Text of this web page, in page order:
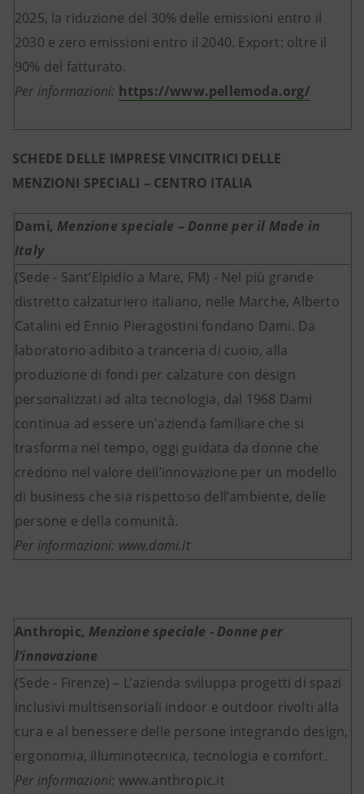
2025, la riduzione del 30% delle emissioni entro il
2030 e zero emissioni entro il 2040. Export: oltre il
90% del fatturato.
Per informazioni: https://www.pellemoda.org/
SCHEDE DELLE IMPRESE VINCITRICI DELLE
MENZIONI SPECIALI – CENTRO ITALIA
Dami, Menzione speciale – Donne per il Made in
Italy
(Sede - Sant’Elpidio a Mare, FM) - Nel più grande
distretto calzaturiero italiano, nelle Marche, Alberto
Catalini ed Ennio Pieragostini fondano Dami. Da
laboratorio adibito a tranceria di cuoio, alla
produzione di fondi per calzature con design
personalizzati ad alta tecnologia, dal 1968 Dami
continua ad essere un'azienda familiare che si
trasforma nel tempo, oggi guidata da donne che
credono nel valore dell’innovazione per un modello
di business che sia rispettoso dell’ambiente, delle
persone e della comunità.
Per informazioni: www.dami.it
Anthropic, Menzione speciale - Donne per
l’innovazione
(Sede - Firenze) – L’azienda sviluppa progetti di spazi
inclusivi multisensoriali indoor e outdoor rivolti alla
cura e al benessere delle persone integrando design,
ergonomia, illuminotecnica, tecnologia e comfort.
Per informazioni: www.anthropic.it